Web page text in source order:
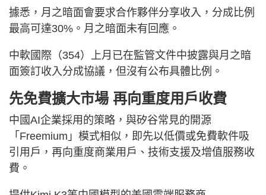
據悉，月之暗面會要求合作夥伴分享收入，分成比例
最高可達30%。月之暗面未有回應。
中軟國際（354）上月已在監管文件中披露與月之暗
面簽訂收入分成協議，但沒有公布具體比例。
先免費擴大市場 再向重度用戶收費
中國AI企業採用的策略，與矽谷常見的開源
「Freemium」模式相似，即先以低價或免費軟件吸
引用戶，再向重度商業用戶、技術支援及增值服務收
費。